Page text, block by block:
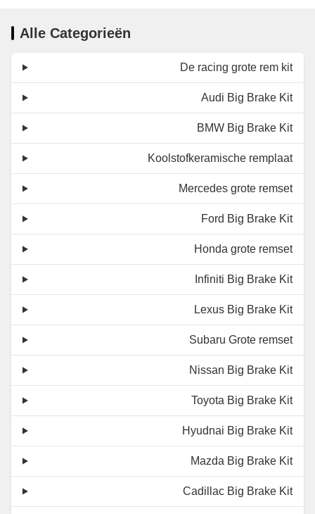
Alle Categorieën
De racing grote rem kit
Audi Big Brake Kit
BMW Big Brake Kit
Koolstofkeramische remplaat
Mercedes grote remset
Ford Big Brake Kit
Honda grote remset
Infiniti Big Brake Kit
Lexus Big Brake Kit
Subaru Grote remset
Nissan Big Brake Kit
Toyota Big Brake Kit
Hyudnai Big Brake Kit
Mazda Big Brake Kit
Cadillac Big Brake Kit